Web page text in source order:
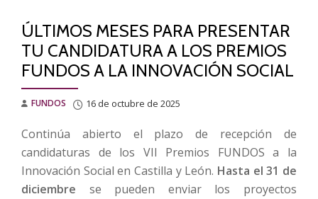
ÚLTIMOS MESES PARA PRESENTAR
TU CANDIDATURA A LOS PREMIOS
FUNDOS A LA INNOVACIÓN SOCIAL
FUNDOS 16 de octubre de 2025
Continúa abierto el plazo de recepción de
candidaturas de los VII Premios FUNDOS a la
Innovación Social en Castilla y León. Hasta el 31 de
diciembre se pueden enviar los proyectos